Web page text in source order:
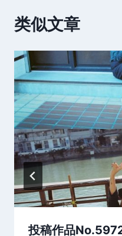
类似文章
投稿作品